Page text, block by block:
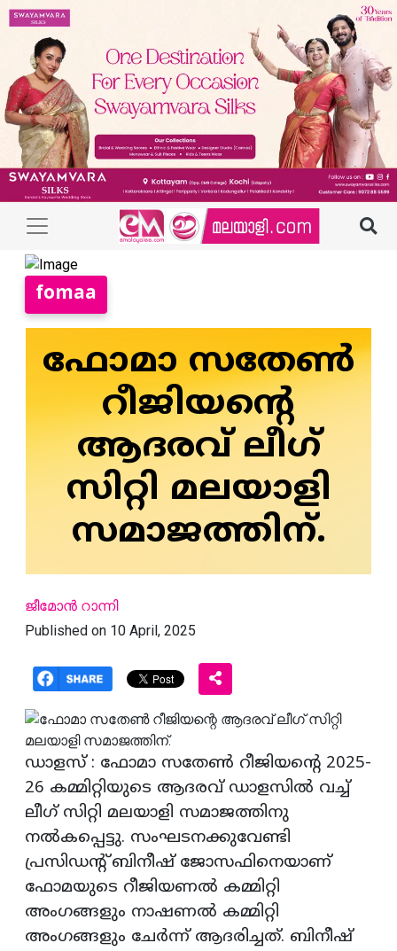
fomaa
ഫോമാ സതേണ്‍
റീജിയന്റെ
ആദരവ് ലീഗ്
സിറ്റി മലയാളി
സമാജത്തിന്.
ജീമോന്‍ റാന്നി
Published on 10 April, 2025
ഡാളസ് : ഫോമാ സതേണ്‍ റീജിയന്റെ 2025-
26 കമ്മിറ്റിയുടെ ആദരവ് ഡാളസില്‍ വച്ച്
ലീഗ് സിറ്റി മലയാളി സമാജത്തിനു
നല്‍കപ്പെട്ടു. സംഘടനക്കുവേണ്ടി
പ്രസിഡന്റ് ബിനീഷ് ജോസഫിനെയാണ്
ഫോമയുടെ റീജിയണല്‍ കമ്മിറ്റി
അംഗങ്ങളും നാഷണല്‍ കമ്മിറ്റി
അംഗങ്ങളും ചേര്‍ന്ന് ആദരിച്ചത്. ബിനീഷ്